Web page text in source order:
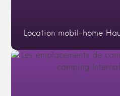
Location mobil-home